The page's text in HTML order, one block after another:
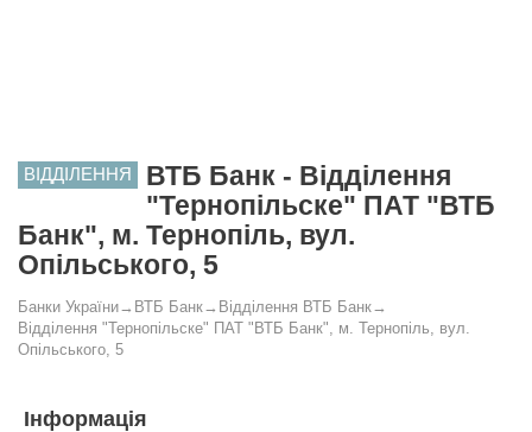
ВІДДІЛЕННЯ
ВТБ Банк - Відділення
"Тернопільске" ПАТ "ВТБ
Банк", м. Тернопіль, вул.
Опільського, 5
Банки України→ ВТБ Банк→ Відділення ВТБ Банк→
Відділення "Тернопільске" ПАТ "ВТБ Банк", м. Тернопіль, вул.
Опільського, 5
Інформація